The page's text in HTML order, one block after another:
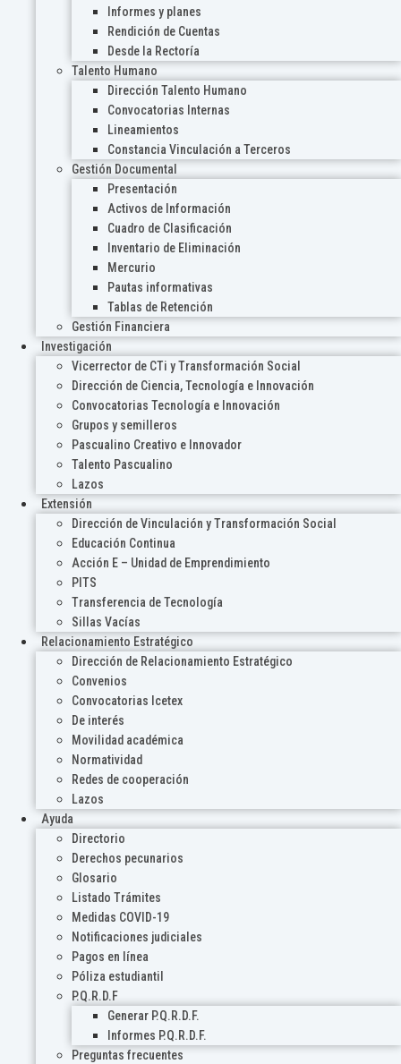
Informes y planes
Rendición de Cuentas
Desde la Rectoría
Talento Humano
Dirección Talento Humano
Convocatorias Internas
Lineamientos
Constancia Vinculación a Terceros
Gestión Documental
Presentación
Activos de Información
Cuadro de Clasificación
Inventario de Eliminación
Mercurio
Pautas informativas
Tablas de Retención
Gestión Financiera
Investigación
Vicerrector de CTi y Transformación Social
Dirección de Ciencia, Tecnología e Innovación
Convocatorias Tecnología e Innovación
Grupos y semilleros
Pascualino Creativo e Innovador
Talento Pascualino
Lazos
Extensión
Dirección de Vinculación y Transformación Social
Educación Continua
Acción E – Unidad de Emprendimiento
PITS
Transferencia de Tecnología
Sillas Vacías
Relacionamiento Estratégico
Dirección de Relacionamiento Estratégico
Convenios
Convocatorias Icetex
De interés
Movilidad académica
Normatividad
Redes de cooperación
Lazos
Ayuda
Directorio
Derechos pecunarios
Glosario
Listado Trámites
Medidas COVID-19
Notificaciones judiciales
Pagos en línea
Póliza estudiantil
P.Q.R.D.F
Generar P.Q.R.D.F.
Informes P.Q.R.D.F.
Preguntas frecuentes